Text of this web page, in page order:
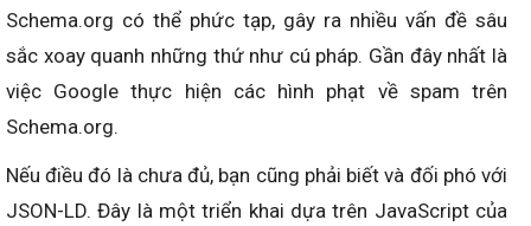
Schema.org có thể phức tạp, gây ra nhiều vấn đề sâu
sắc xoay quanh những thứ như cú pháp. Gần đây nhất là
việc Google thực hiện các hình phạt về spam trên
Schema.org.
Nếu điều đó là chưa đủ, bạn cũng phải biết và đối phó với
JSON-LD. Đây là một triển khai dựa trên JavaScript của